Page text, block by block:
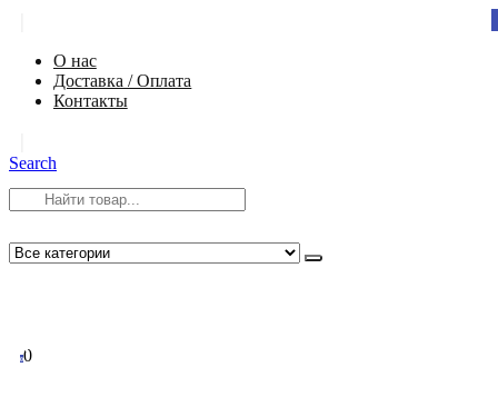
О нас
Доставка / Оплата
Контакты
Search
00